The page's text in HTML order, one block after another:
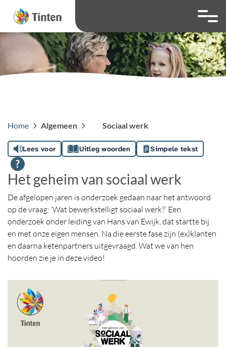
overslaan
Hoog contrast
Ga naar
Home Algemeen Sociaal werk
Lees voor Uitleg woorden Simpele tekst
Het geheim van sociaal werk
De afgelopen jaren is onderzoek gedaan naar het antwoord
op de vraag: ‘Wat bewerkstelligt sociaal werk?’ Een
onderzoek onder leiding van Hans van Ewijk, dat startte bij
en met onze eigen mensen. Na die eerste fase zijn (ex)klanten
en daarna ketenpartners uitgevraagd. Wat we van hen
hoorden zie je in deze video!